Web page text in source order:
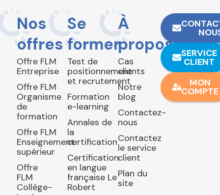
Nos
offres
Offre FLM
Entreprise
Offre FLM
Organisme
de
formation
Offre FLM
Enseignement
supérieur
Offre
FLM
Collège-
Se
former
Test de
positionnement
et recrutement
Formation
e-learning
Annales de
la
certification
Certification
en langue
française Le
Robert
À
propos
Cas
clients
Notre
blog
Contactez-
nous
Contactez
le service
client
Plan du
site
SERVICE
CLIENT
MON
COMPTE